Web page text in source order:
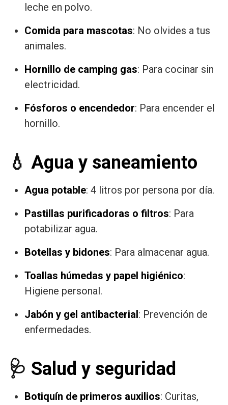
leche en polvo.
Comida para mascotas: No olvides a tus
animales.
Hornillo de camping gas: Para cocinar sin
electricidad.
Fósforos o encendedor: Para encender el
hornillo.
💧 Agua y saneamiento
Agua potable: 4 litros por persona por día.
Pastillas purificadoras o filtros: Para
potabilizar agua.
Botellas y bidones: Para almacenar agua.
Toallas húmedas y papel higiénico:
Higiene personal.
Jabón y gel antibacterial : Prevención de
enfermedades.
🩺 Salud y seguridad
Botiquín de primeros auxilios: Curitas,